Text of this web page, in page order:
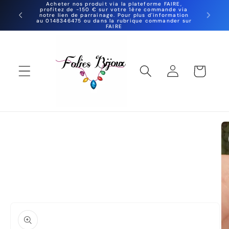
passer
contenu
Acheter nos produit via la plateforme FAIRE,
profitez de -150 € sur votre 1ère commande via
notre lien de parrainage. Pour plus d'information
au 0148346475 ou dans la rubrique commander sur
FAIRE
10000
Connexion Panier